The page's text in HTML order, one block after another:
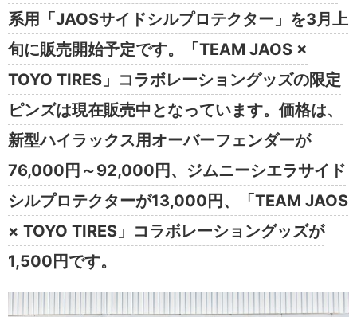
系用「JAOSサイドシルプロテクター」を3月上
旬に販売開始予定です。「TEAM JAOS ×
TOYO TIRES」コラボレーショングッズの限定
ピンズは現在販売中となっています。価格は、
新型ハイラックス用オーバーフェンダーが
76,000円～92,000円、ジムニーシエラサイド
シルプロテクターが13,000円、「TEAM JAOS
× TOYO TIRES」コラボレーショングッズが
1,500円です。